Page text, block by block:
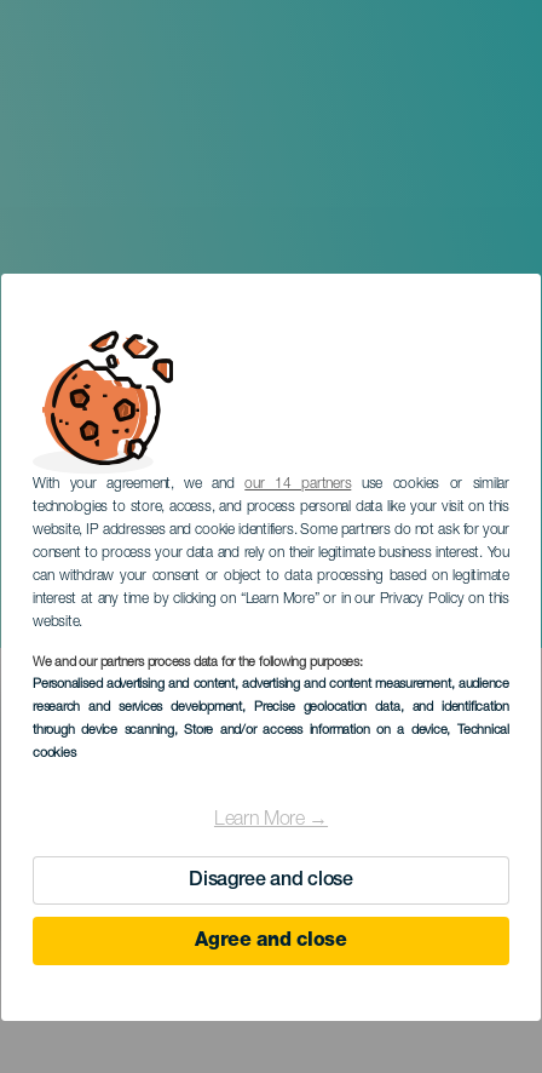
With your agreement, we andour 14 partnersuse cookies or similar
technologies to store, access, and process personal data like your visit on this
website, IP addresses and cookie identifiers. Some partners do not ask for your
consent to process your data and rely on their legitimate business interest. You
can withdraw your consent or object to data processing based on legitimate
interest at any time by clicking on “Learn More” or in our Privacy Policy on this
website.
We and our partners process data for the following purposes:
Personalised advertising and content, advertising and content measurement, audience
research and services development, Precise geolocation data, and identification
through device scanning, Store and/or access information on a device, Technical
cookies
Learn More →
Disagree and close
Agree and close
Karácsony a dzsungelben
LANZAROTE
Imagen
Listado